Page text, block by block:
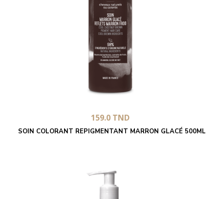
SOIN COLORANT REPIGMENTANT MARRON GLACÉ 500ML
159.0 TND